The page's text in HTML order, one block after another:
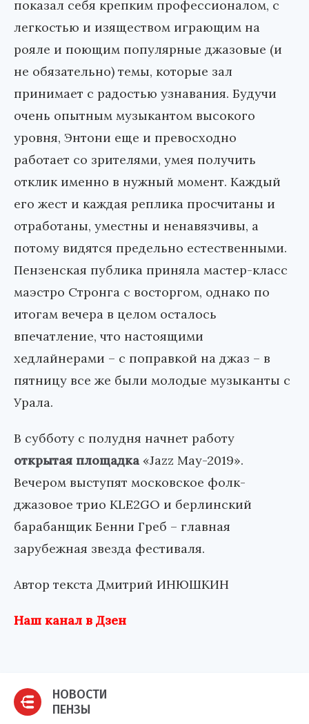
показал себя крепким профессионалом, с
легкостью и изяществом играющим на
рояле и поющим популярные джазовые (и
не обязательно) темы, которые зал
принимает с радостью узнавания. Будучи
очень опытным музыкантом высокого
уровня, Энтони еще и превосходно
работает со зрителями, умея получить
отклик именно в нужный момент. Каждый
его жест и каждая реплика просчитаны и
отработаны, уместны и ненавязчивы, а
потому видятся предельно естественными.
Пензенская публика приняла мастер-класс
маэстро Стронга с восторгом, однако по
итогам вечера в целом осталось
впечатление, что настоящими
хедлайнерами – с поправкой на джаз – в
пятницу все же были молодые музыканты с
Урала.
В субботу с полудня начнет работу
открытая площадка «Jazz May-2019».
Вечером выступят московское фолк-
джазовое трио KLE2GO и берлинский
барабанщик Бенни Греб – главная
зарубежная звезда фестиваля.
Автор текста Дмитрий ИНЮШКИН
Наш канал в Дзен
НОВОСТИ
ПЕНЗЫ